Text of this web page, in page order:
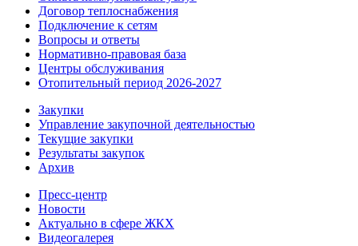
Договор теплоснабжения
Подключение к сетям
Вопросы и ответы
Нормативно-правовая база
Центры обслуживания
Отопительный период 2026-2027
Закупки
Управление закупочной деятельностью
Текущие закупки
Результаты закупок
Архив
Пресс-центр
Новости
Актуально в сфере ЖКХ
Видеогалерея